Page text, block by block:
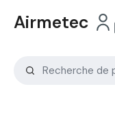
Airmetec